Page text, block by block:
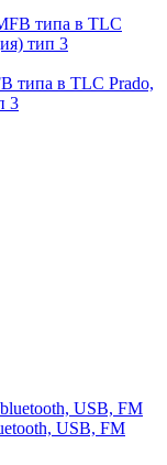
типа в TLC Prado,
3
USB, FM